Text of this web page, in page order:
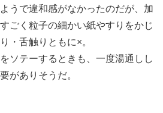
うで違和感がなかったのだが、加
ごく粒子の細かい紙やすりをかじ
・舌触りともに×。
ソテーするときも、一度湯通しし
がありそうだ。